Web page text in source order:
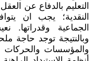
التعليم بالدفاع عن
النقدية؛ يجب ان
الجماعية وقدراتها.
وبالنتيجة توجد حاجة
والمؤسسات والحركات